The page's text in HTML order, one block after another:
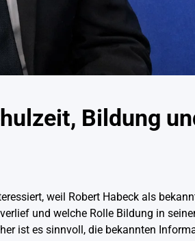
Bildung
weil Robert Habeck als
und welche Rolle Bildung in
ist es sinnvoll, die bekannten